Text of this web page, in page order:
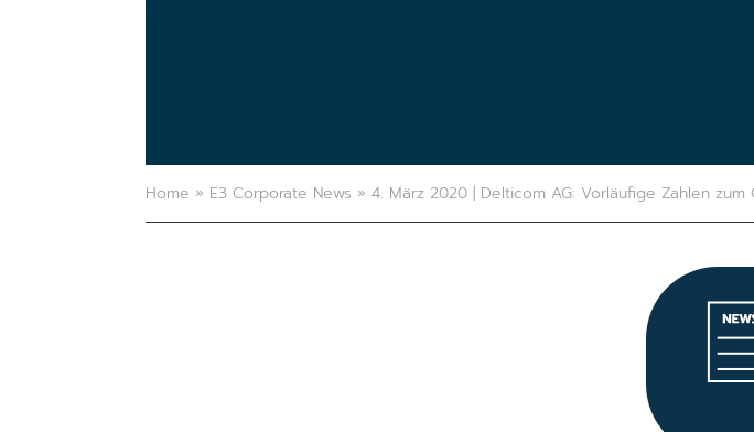
Home » E3 Corporate News » 4. März 2020 | Delticom AG: Vorläufige Zahlen zum